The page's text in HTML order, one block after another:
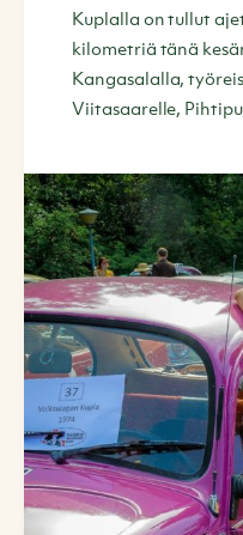
Kuplalla on tullut
kilometriä tänä
Kangasalalla,
Viitasaarelle,